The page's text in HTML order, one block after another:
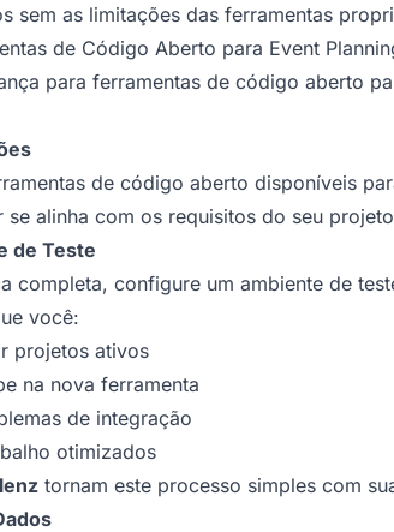
sem as limitações das ferramentas
de Código Aberto para Event
para ferramentas de código aberto
de código aberto disponíveis
alinha com os requisitos do seu
de Teste
completa, configure um ambiente de
você:
projetos ativos
na nova ferramenta
de integração
otimizados
tornam este processo simples com